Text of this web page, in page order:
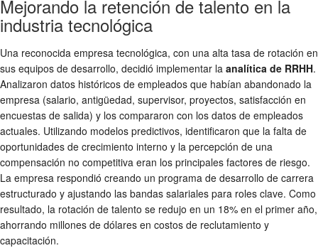
Mejorando la retención de talento en la
industria tecnológica
Una reconocida empresa tecnológica, con una alta tasa de rotación en
sus equipos de desarrollo, decidió implementar la analítica de RRHH.
Analizaron datos históricos de empleados que habían abandonado la
empresa (salario, antigüedad, supervisor, proyectos, satisfacción en
encuestas de salida) y los compararon con los datos de empleados
actuales. Utilizando modelos predictivos, identificaron que la falta de
oportunidades de crecimiento interno y la percepción de una
compensación no competitiva eran los principales factores de riesgo.
La empresa respondió creando un programa de desarrollo de carrera
estructurado y ajustando las bandas salariales para roles clave. Como
resultado, la rotación de talento se redujo en un 18% en el primer año,
ahorrando millones de dólares en costos de reclutamiento y
capacitación.